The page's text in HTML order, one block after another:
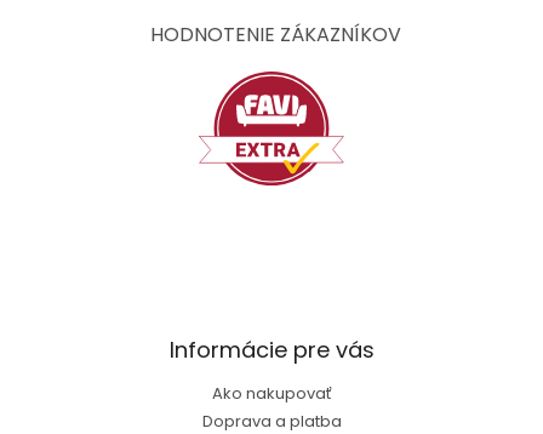
HODNOTENIE ZÁKAZNÍKOV
Informácie pre vás
Ako nakupovať
Doprava a platba